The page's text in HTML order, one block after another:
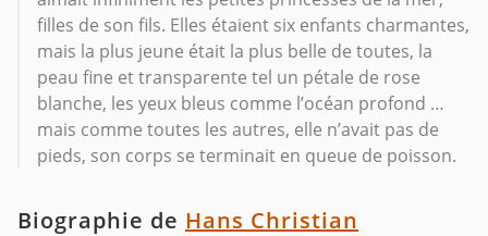
filles de son fils. Elles étaient six enfants charmantes,
mais la plus jeune était la plus belle de toutes, la
peau fine et transparente tel un pétale de rose
blanche, les yeux bleus comme l’océan profond …
mais comme toutes les autres, elle n’avait pas de
pieds, son corps se terminait en queue de poisson.
Biographie de Hans Christian